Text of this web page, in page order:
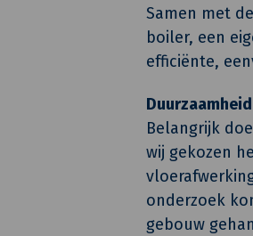
Samen met
boiler, een
efficiënte,
Duurzaamheid
Belangrijk
wij gekozen
onderzoek
gebouw